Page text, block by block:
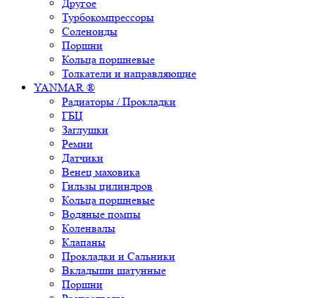
Другое
Турбокомпрессоры
Соленоиды
Поршни
Кольца поршневые
Толкатели и направляющие
YANMAR ®
Радиаторы / Прокладки
ГБЦ
Заглушки
Ремни
Датчики
Венец маховика
Гильзы цилиндров
Кольца поршневые
Водяные помпы
Коленвалы
Клапаны
Прокладки и Сальники
Вкладыши шатунные
Поршни